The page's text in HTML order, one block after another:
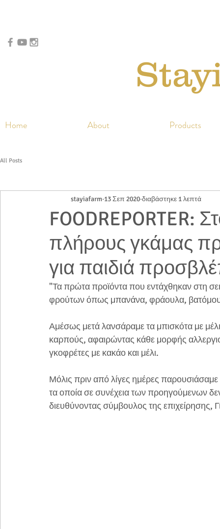
Home About Products
All Posts
FOODREPORTER:
πλήρους γκάμας
για παιδιά
stayiafarm 13 Σεπ 2020 διαβάστηκε 1 λεπτά
"Τα πρώτα προϊόντα που εντάχθηκαν στη
φρούτων όπως μπανάνα, φράουλα,
Αμέσως μετά λανσάραμε τα μπισκότα με
καρπούς, αφαιρώντας κάθε μορφής
γκοφρέτες με κακάο και μέλι.
Μόλις πριν από λίγες ημέρες
τα οποία σε συνέχεια των προηγούμενων
διευθύνοντας σύμβουλος της επιχείρησης,